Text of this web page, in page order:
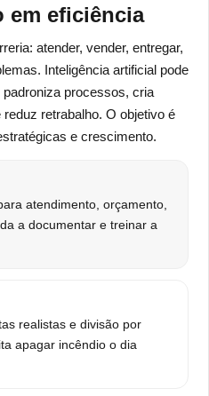
em eficiência
atender, vender, entregar,
Inteligência artificial pode
processos, cria
retrabalho. O objetivo é
e crescimento.
atendimento, orçamento,
a documentar e treinar a
realistas e divisão por
apagar incêndio o dia